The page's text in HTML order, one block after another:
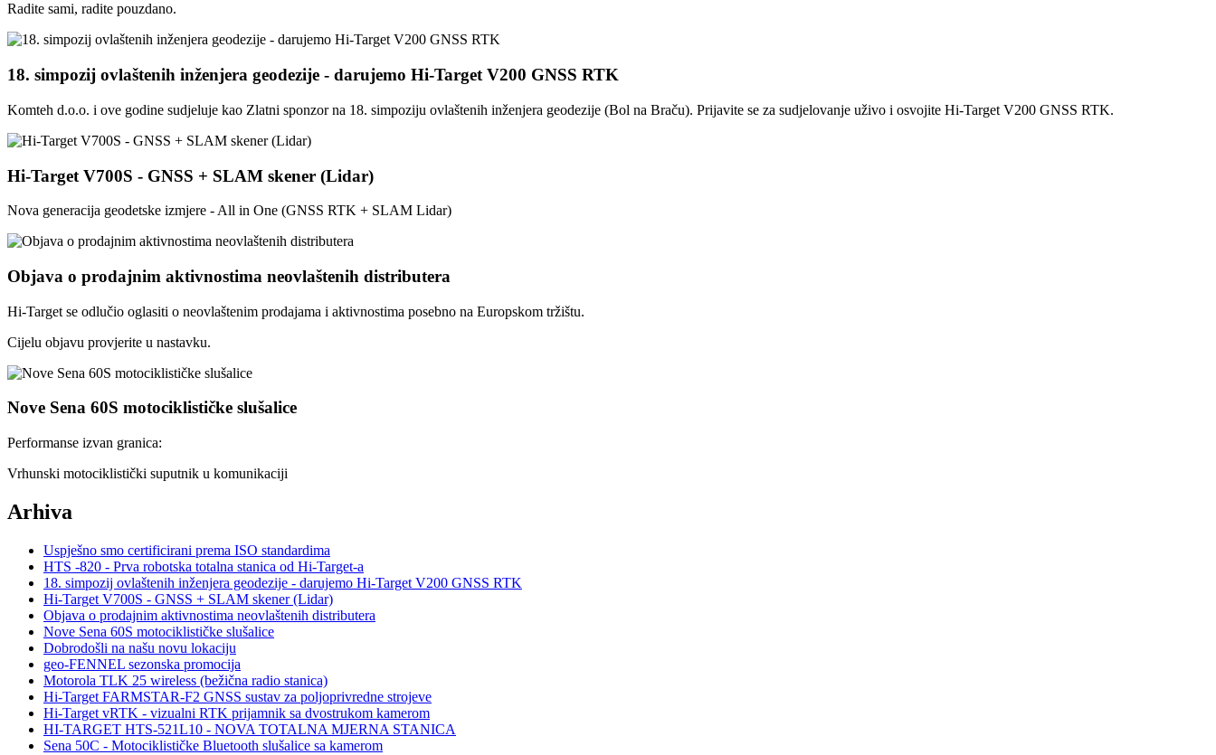
Radite sami, radite pouzdano.
18. simpozij ovlaštenih inženjera geodezije - darujemo Hi-Target V200 GNSS RTK
Komteh d.o.o. i ove godine sudjeluje kao Zlatni sponzor na 18. simpoziju ovlaštenih inženjera geodezije (Bol na Braču). Prijavite se za sudjelovanje uživo i osvojite Hi-Target V200 GNSS RTK.
Hi-Target V700S - GNSS + SLAM skener (Lidar)
Nova generacija geodetske izmjere - All in One (GNSS RTK + SLAM Lidar)
Objava o prodajnim aktivnostima neovlaštenih distributera
Hi-Target se odlučio oglasiti o neovlaštenim prodajama i aktivnostima posebno na Europskom tržištu.
Cijelu objavu provjerite u nastavku.
Nove Sena 60S motociklističke slušalice
Performanse izvan granica:
Vrhunski motociklistički suputnik u komunikaciji
Arhiva
Uspješno smo certificirani prema ISO standardima
HTS -820 - Prva robotska totalna stanica od Hi-Target-a
18. simpozij ovlaštenih inženjera geodezije - darujemo Hi-Target V200 GNSS RTK
Hi-Target V700S - GNSS + SLAM skener (Lidar)
Objava o prodajnim aktivnostima neovlaštenih distributera
Nove Sena 60S motociklističke slušalice
Dobrodošli na našu novu lokaciju
geo-FENNEL sezonska promocija
Motorola TLK 25 wireless (bežična radio stanica)
Hi-Target FARMSTAR-F2 GNSS sustav za poljoprivredne strojeve
Hi-Target vRTK - vizualni RTK prijamnik sa dvostrukom kamerom
HI-TARGET HTS-521L10 - NOVA TOTALNA MJERNA STANICA
Sena 50C - Motociklističke Bluetooth slušalice sa kamerom